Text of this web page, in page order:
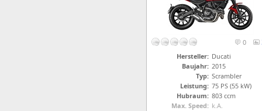
0
Hersteller: Ducati
Baujahr: 2015
Typ: Scrambler
Leistung: 75 PS (55 kW)
Hubraum: 803 ccm
Max. Speed: k.A.